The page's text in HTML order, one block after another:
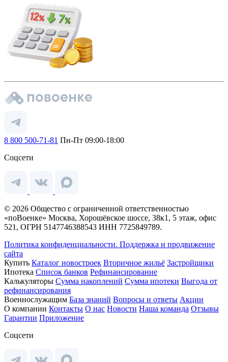
8 800 500-71-81 Пн-Пт 09:00-18:00
Соцсети
© 2026 Общество с ограниченной ответственностью
«поВоенке» Москва, Хорошёвское шоссе, 38к1, 5 этаж, офис
521, ОГРН 5147746388543 ИНН 7725849789.
Политика конфиденциальности. Поддержка и продвижение
сайта
Купить Каталог новостроек Вторичное жильё Застройщики
Ипотека Список банков Рефинансирование
Калькуляторы Сумма накоплений Сумма ипотеки Выгода от
рефинансирования
Военнослужащим База знаний Вопросы и ответы Акции
О компании Контакты О нас Новости Наша команда Отзывы
Гарантии Приложение
Соцсети